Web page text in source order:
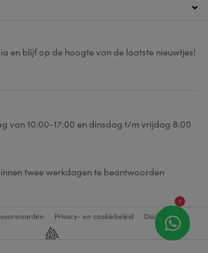
en blijf op de hoogte van de laatste nieuwtjes!
van 10:00-17:00 en dinsdag t/m vrijdag 8:00
twee werkdagen te beantwoorden
Privacy- en cookiebeleid Disclaimer
1